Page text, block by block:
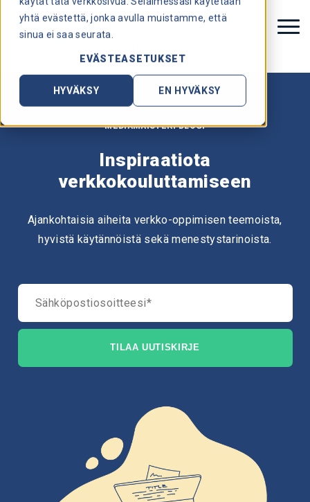
yhtä evästettä, jonka avulla muistamme, että
sinua ei saa seurata.
EVÄSTEASETUKSET
HYVÄKSY EN HYVÄKSY
MEDIAMAISTERI BLOGI
Inspiraatiota
verkkokouluttamiseen
Ajankohtaisia aiheita verkko-oppimisen teemoista,
hyvistä käytännöistä sekä menestystarinoista.